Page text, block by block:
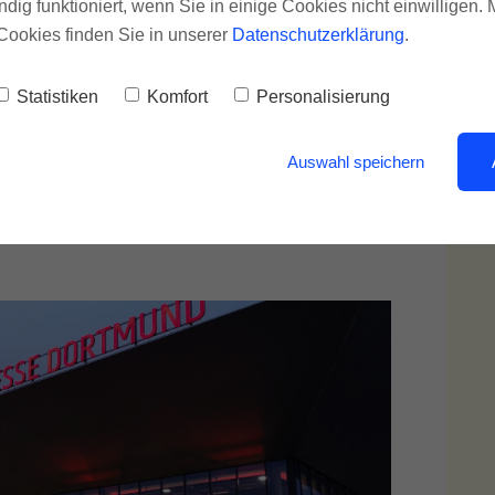
Dank dafür. Hat sich die Anreise zur
funktioniert, wenn Sie in einige Cookies nicht einwilligen.
finden Sie in unserer Datenschutzerklärung.
Statistiken Komfort Personalisierung
Auswahl speichern